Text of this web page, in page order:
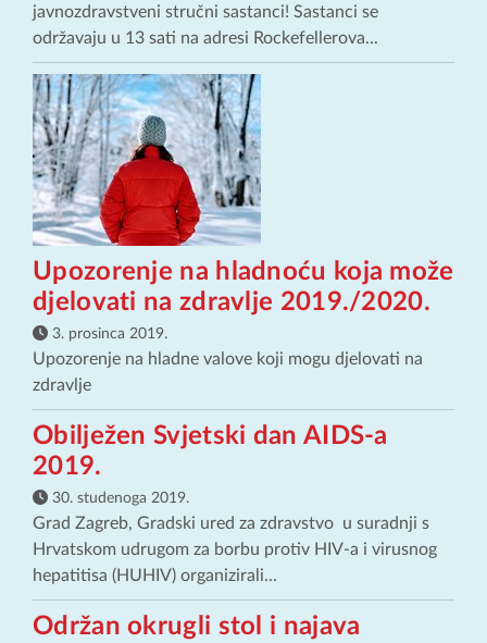
javnozdravstveni stručni sastanci! Sastanci se
održavaju u 13 sati na adresi Rockefellerova...
Upozorenje na hladnoću koja može
djelovati na zdravlje 2019./2020.
3. prosinca 2019.
Upozorenje na hladne valove koji mogu djelovati na
zdravlje
Obilježen Svjetski dan AIDS-a
2019.
30. studenoga 2019.
Grad Zagreb, Gradski ured za zdravstvo u suradnji s
Hrvatskom udrugom za borbu protiv HIV-a i virusnog
hepatitisa (HUHIV) organizirali...
Održan okrugli stol i najava